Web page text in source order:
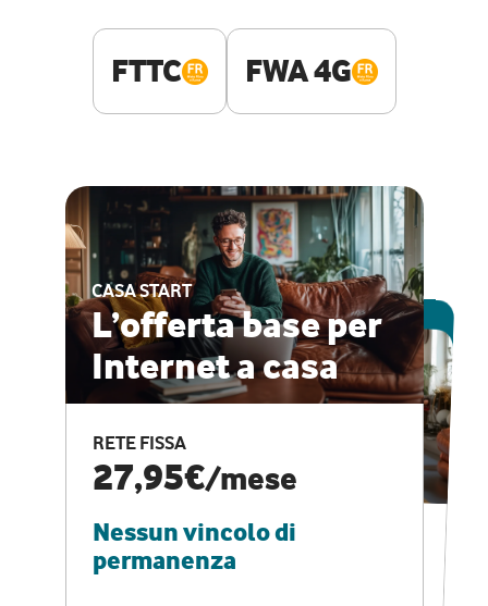
FTTC FWA 4G
CASA START
L’offerta base per
Internet a casa
RETE FISSA
27,95€/mese
Nessun vincolo di
permanenza
ESCLUSIVA ONLINE
CASA PRO
Internet veloce e
vantaggi speciali
RETE FISSA + VODAFONE CLUB
29,95€